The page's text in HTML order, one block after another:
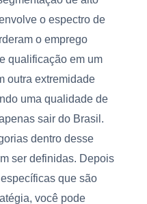
o espectro de
o emprego
qualificação em um
outra extremidade
uma qualidade de
sair do Brasil.
dentro desse
ser definidas. Depois
que são
você pode